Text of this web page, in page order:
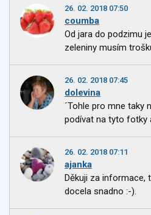
26. 02. 2018 07:50
coumba
Od jara do podzimu
zeleniny musím
26. 02. 2018 07:45
dolevina
´Tohle pro mne taky
podívat na tyto fotky
26. 02. 2018 07:11
ajanka
Děkuji za informace,
docela snadno :-).